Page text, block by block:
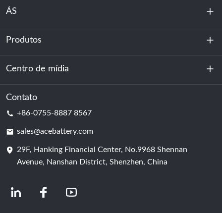
ÁS
Sobre nós
Sustentabilidade
Produtos
Armazenamento de energia
Centro de dados e sala de servidores
Célula de bateria
Centro de mídia
Notícias
Contato
+86-0755-8887 8567
sales@acebattery.com
29F, Hanking Financial Center, No.9968 Shennan
Avenue, Nanshan District, Shenzhen, China